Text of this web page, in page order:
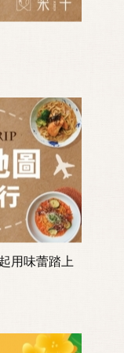
用味蕾踏上